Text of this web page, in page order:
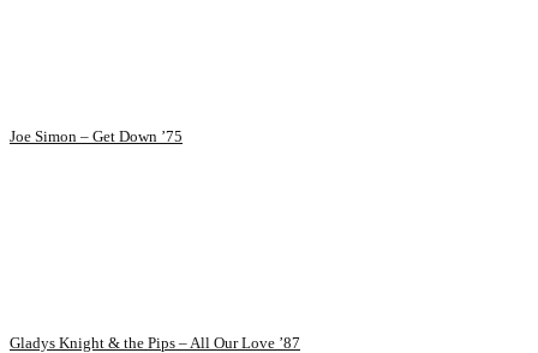
Joe Simon – Get Down ’75
Gladys Knight & the Pips – All Our Love ’87